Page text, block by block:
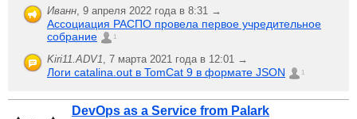
Иванн, 9 апреля 2022 года в 8:31 →
Ассоциация РАСПО провела первое учредительное
собрание
1
Kiri11.ADV1, 7 марта 2021 года в 12:01 →
Логи catalina.out в TomCat 9 в формате JSON 1
DevOps as a Service from Palark